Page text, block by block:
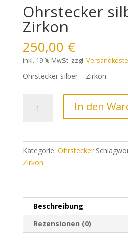
Ohrstecker
Zirkon
250,00 €
inkl. 19 % MwSt. zzgl.
Ohrstecker silber – Zirkon
silber
In den
Kategorie: Ohrstecker
Zirkon
Beschreibung
Rezensionen (0)